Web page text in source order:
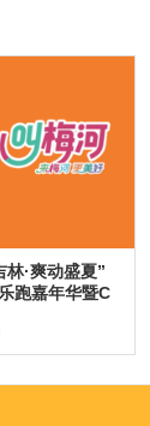
林·爽动盛夏”
跑嘉年华暨C